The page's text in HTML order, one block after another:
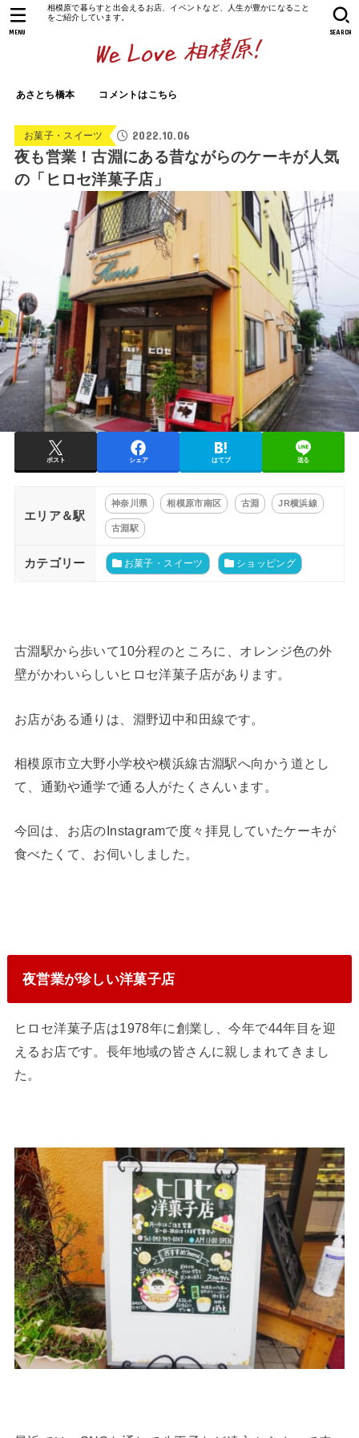
相模原で暮らすと出会えるお店、イベントなど、人生が豊かになること
をご紹介しています。
あさとち橋本 コメントはこちら
SEARCH
MENU
お菓子・スイーツ 2022.10.06
夜も営業！古淵にある昔ながらのケーキが人気
の「ヒロセ洋菓子店」
ポスト シェア はてブ 送る
エリア＆駅
神奈川県 相模原市南区 古淵 JR横浜線
古淵駅
カテゴリー お菓子・スイーツ ショッピング
古淵駅から歩いて10分程のところに、オレンジ色の外
壁がかわいらしいヒロセ洋菓子店があります。
お店がある通りは、淵野辺中和田線です。
相模原市立大野小学校や横浜線古淵駅へ向かう道とし
て、通勤や通学で通る人がたくさんいます。
今回は、お店のInstagramで度々拝見していたケーキが
食べたくて、お伺いしました。
夜営業が珍しい洋菓子店
ヒロセ洋菓子店は1978年に創業し、今年で44年目を迎
えるお店です。長年地域の皆さんに親しまれてきまし
た。